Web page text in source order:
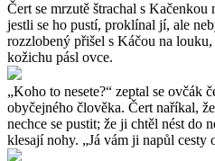
Čert se mrzutě štrachal s
jestli se ho pustí, proklínal jí, ale
rozzlobený přišel s Káčou na
kožichu pásl ovce.
„Koho to nesete?“ zeptal se ovčák
obyčejného člověka. Čert naříkal,
nechce se pustit; že ji chtěl nést do
klesají nohy. „Já vám ji napůl cesty